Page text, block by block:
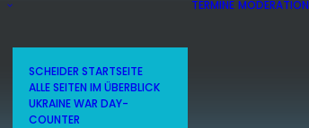
SCHEIDER STARTSEITE
ALLE SEITEN IM ÜBERBLICK
UKRAINE WAR DAY-
COUNTER
TERMINE MODERATION